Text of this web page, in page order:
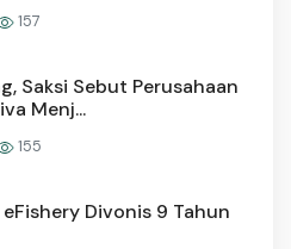
157
Saksi Sebut Perusahaan
Menj...
155
Divonis 9 Tahun